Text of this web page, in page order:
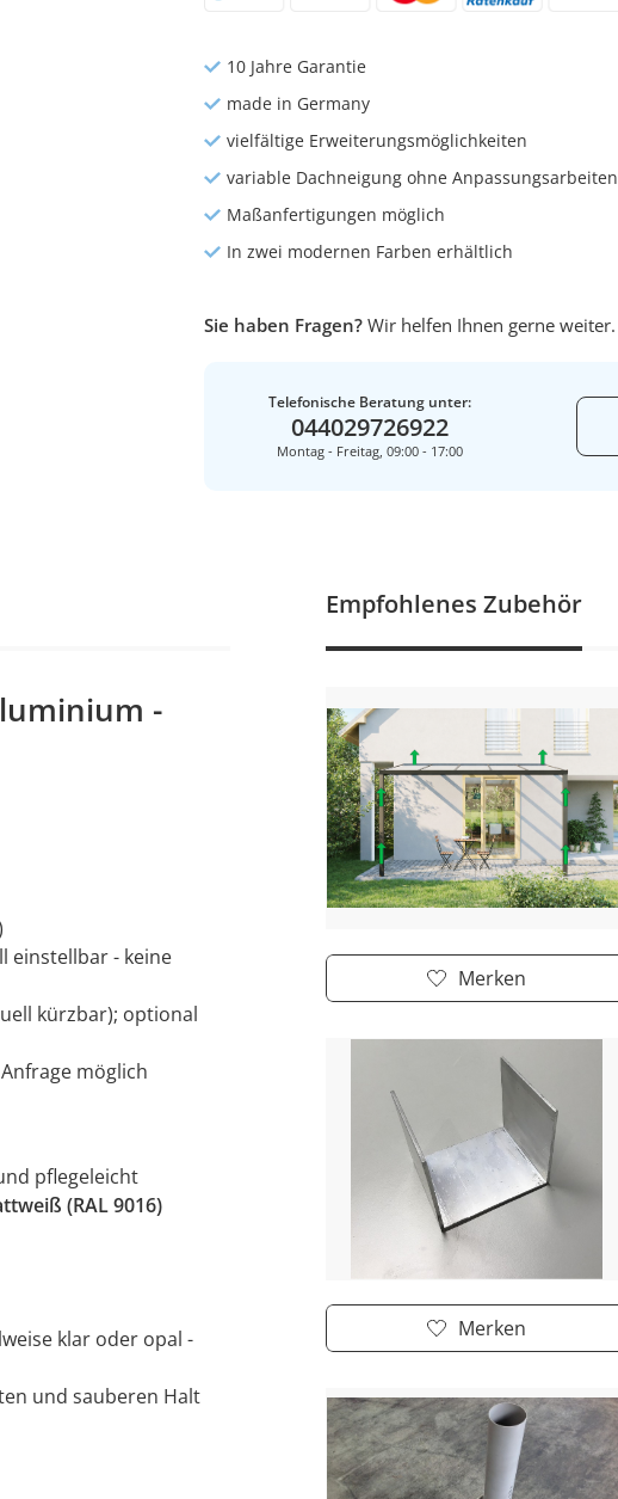
10 Jahre Garantie
made in Germany
vielfältige Erweiterungsmöglichkeiten
variable Dachneigung ohne Anpassungsarbeiten
Maßanfertigungen möglich
In zwei modernen Farben erhältlich
Sie haben Fragen?Wir helfen Ihnen gerne weiter.
Telefonische Beratung unter:
044029726922
Montag - Freitag, 09:00 - 17:00
Empfohlenes Zubehör
Merken
Merken
-
einstellbar - keine
kürzbar); optional
möglich
pflegeleicht
(RAL 9016)
klar oder opal -
und sauberen Halt